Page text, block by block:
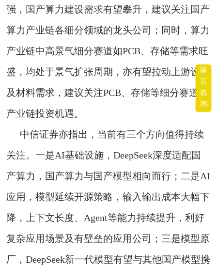
强，国产算力建设需求有望攀升，建议关注国产
算力产业链各细分领域的龙头公司；同时，算力
产业链中高景气细分赛道如PCB、存储等需求旺
盛，均处于景气扩张周期，亦有望拉动上游设备
及材料需求，建议关注PCB、存储等细分赛道及
产业链投资机遇。
中信证券亦指出，当前有三个方向值得持续
关注。一是AI基础设施，DeepSeek深度适配国
产算力，国产算力与国产模型相向而行；二是AI
应用，模型延续开源策略，输入输出成本大幅下
降，上下文长度、Agent等能力持续提升，利好
复杂应用场景及有壁垒的应用公司；三是模型原
厂，DeepSeek新一代模型有望与其他国产模型携
留
言
咨
询